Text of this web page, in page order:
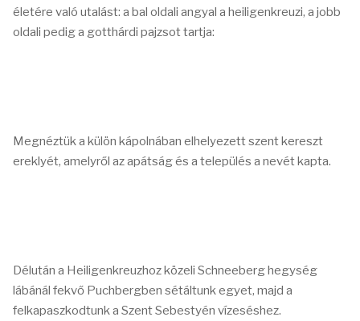
életére való utalást: a bal oldali angyal a heiligenkreuzi, a jobb
oldali pedig a gotthárdi pajzsot tartja:
Megnéztük a külön kápolnában elhelyezett szent kereszt
ereklyét, amelyről az apátság és a település a nevét kapta.
Délután a Heiligenkreuzhoz közeli Schneeberg hegység
lábánál fekvő Puchbergben sétáltunk egyet, majd a
felkapaszkodtunk a Szent Sebestyén vízeséshez.